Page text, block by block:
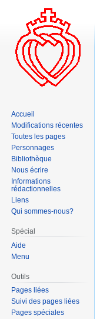
Accueil
Modifications récentes
Toutes les pages
Personnages
Bibliothèque
Nous écrire
Informations
rédactionnelles
Liens
Qui sommes-nous?
Spécial
Aide
Menu
Outils
Pages liées
Suivi des pages liées
Pages spéciales